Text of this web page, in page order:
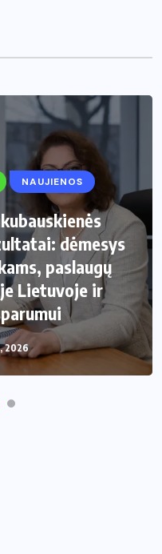
NAUJIENOS
dėmesys
paslaugų
Lietuvoje ir
2026